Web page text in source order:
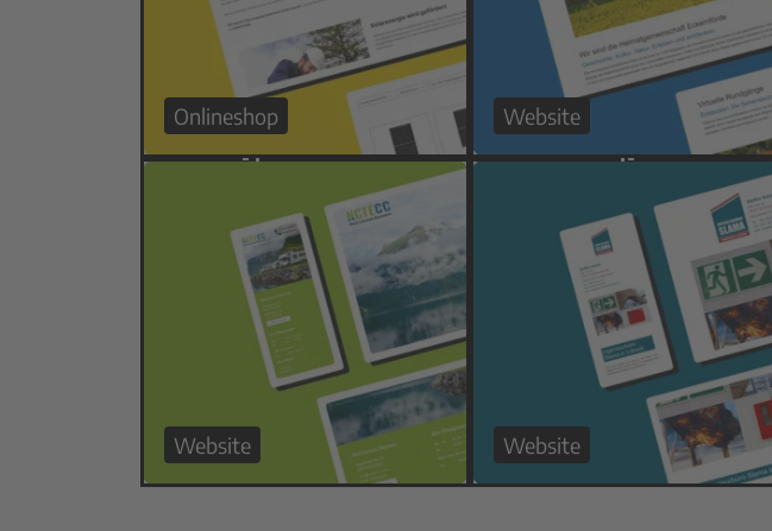
Onlineshop Website
Website Website